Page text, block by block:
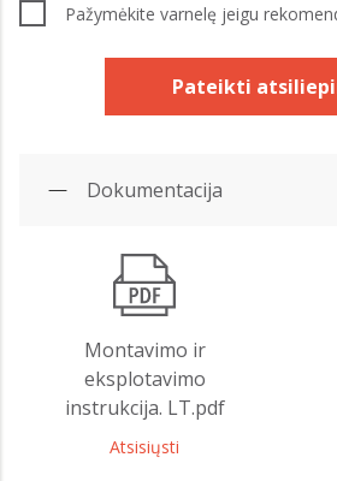
Pažymėkite varnelę jeigu
Pateikti
Dokumentacija
Montavimo ir
eksplotavimo
instrukcija. LT.pdf
Atsisiųsti